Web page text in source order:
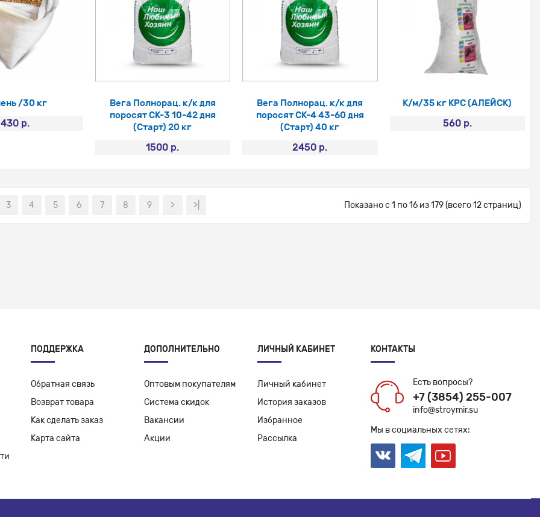
/30 кг
430 р.
Вега Полнорац. к/к для
поросят СК-3 10-42 дня
(Старт) 20 кг
1500 р.
Вега Полнорац. к/к для
поросят СК-4 43-60 дня
(Старт) 40 кг
2450 р.
К/м/35 кг КРС (АЛЕЙСК)
560 р.
3 4 5 6 7 8 9 > >| Показано с 1 по 16 из 179 (всего 12 страниц)
ПОДДЕРЖКА
Обратная связь
Возврат товара
Как сделать заказ
Карта сайта
ДОПОЛНИТЕЛЬНО
Оптовым покупателям
Система скидок
Вакансии
Акции
ЛИЧНЫЙ КАБИНЕТ
Личный кабинет
История заказов
Избранное
Рассылка
КОНТАКТЫ
Есть вопросы?
+7 (3854) 255-007
info@stroymir.su
Мы в социальных сетях: